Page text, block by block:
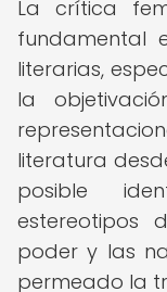
La crítica
fundamental
literarias,
la
literatura
posible
estereotipos
poder y las
permeado la